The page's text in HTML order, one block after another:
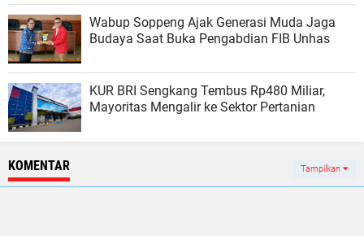
Wabup Soppeng Ajak Generasi Muda Jaga
Budaya Saat Buka Pengabdian FIB Unhas
KUR BRI Sengkang Tembus Rp480 Miliar,
Mayoritas Mengalir ke Sektor Pertanian
KOMENTAR Tampilkan